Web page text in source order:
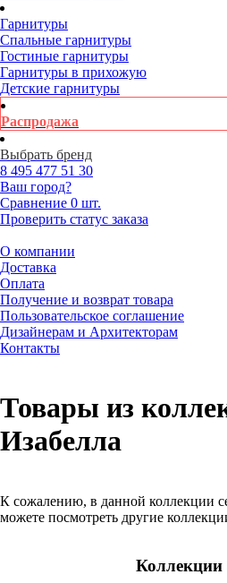
Гарнитуры
Спальные гарнитуры
Гостиные гарнитуры
Гарнитуры в прихожую
Детские гарнитуры
Распродажа
Выбрать бренд
8 495 477 51 30
Ваш город?
Сравнение 0 шт.
Проверить статус заказа
О компании
Доставка
Оплата
Получение и возврат товара
Пользовательское соглашение
Дизайнерам и Архитекторам
Контакты
Товары из
Изабелла
К сожалению, в данной коллекции
можете посмотреть другие
Коллекции